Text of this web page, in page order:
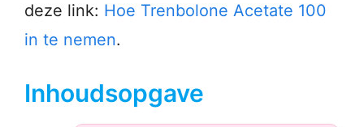
deze link: Hoe Trenbolone Acetate 100
in te nemen.
Inhoudsopgave